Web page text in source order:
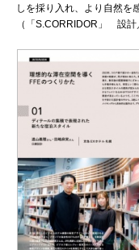
しを採り入れ、より自然を
（「S.CORRIDOR」 設